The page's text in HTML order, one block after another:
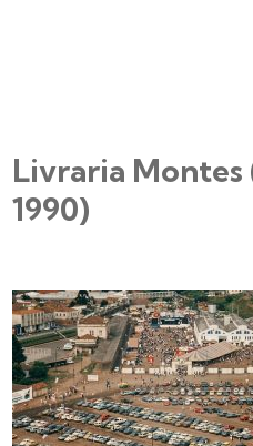
Livraria Montes
1990)